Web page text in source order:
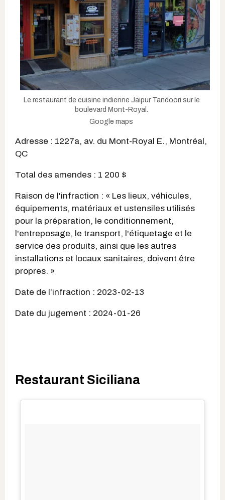
Le restaurant de cuisine indienne Jaipur Tandoori sur le
boulevard Mont-Royal.
Google maps
Adresse : 1227a, av. du Mont-Royal E., Montréal,
QC
Total des amendes : 1 200 $
Raison de l'infraction : « Les lieux, véhicules,
équipements, matériaux et ustensiles utilisés
pour la préparation, le conditionnement,
l'entreposage, le transport, l'étiquetage et le
service des produits, ainsi que les autres
installations et locaux sanitaires, doivent être
propres. »
Date de l’infraction : 2023-02-13
Date du jugement : 2024-01-26
Restaurant Siciliana